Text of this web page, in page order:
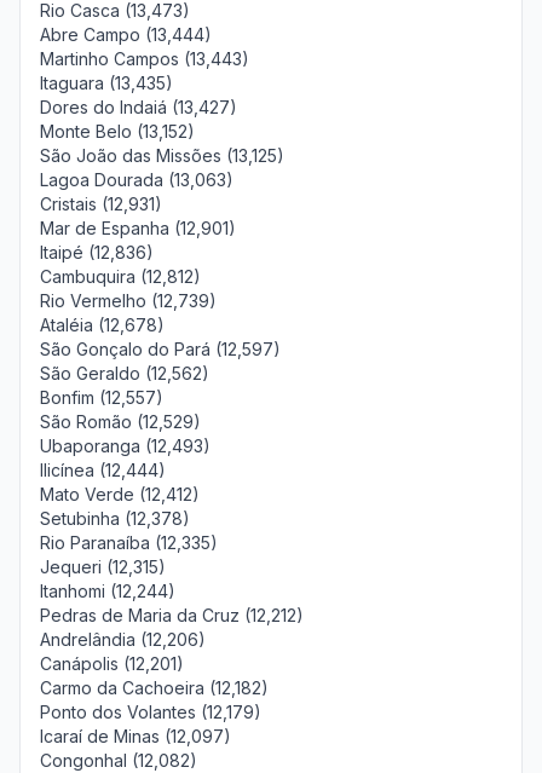
Rio Casca (13,473)
Abre Campo (13,444)
Martinho Campos (13,443)
Itaguara (13,435)
Dores do Indaiá (13,427)
Monte Belo (13,152)
São João das Missões (13,125)
Lagoa Dourada (13,063)
Cristais (12,931)
Mar de Espanha (12,901)
Itaipé (12,836)
Cambuquira (12,812)
Rio Vermelho (12,739)
Ataléia (12,678)
São Gonçalo do Pará (12,597)
São Geraldo (12,562)
Bonfim (12,557)
São Romão (12,529)
Ubaporanga (12,493)
Ilicínea (12,444)
Mato Verde (12,412)
Setubinha (12,378)
Rio Paranaíba (12,335)
Jequeri (12,315)
Itanhomi (12,244)
Pedras de Maria da Cruz (12,212)
Andrelândia (12,206)
Canápolis (12,201)
Carmo da Cachoeira (12,182)
Ponto dos Volantes (12,179)
Icaraí de Minas (12,097)
Congonhal (12,082)